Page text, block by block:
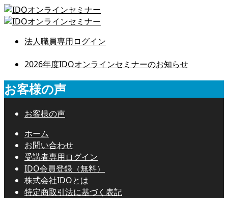
法人職員専用ログイン
2026年度IDOオンラインセミナーのお知らせ
お客様の声
お客様の声
ホーム
お問い合わせ
受講者専用ログイン
IDO会員登録（無料）
株式会社IDOとは
特定商取引法に基づく表記